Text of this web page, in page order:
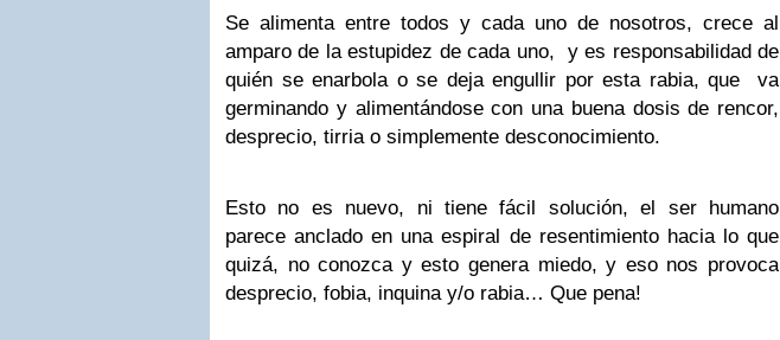
Se alimenta entre todos y cada uno de nosotros, crece al
amparo de la estupidez de cada uno, y es responsabilidad de
quién se enarbola o se deja engullir por esta rabia, que va
germinando y alimentándose con una buena dosis de rencor,
desprecio, tirria o simplemente desconocimiento.
Esto no es nuevo, ni tiene fácil solución, el ser humano
parece anclado en una espiral de resentimiento hacia lo que
quizá, no conozca y esto genera miedo, y eso nos provoca
desprecio, fobia, inquina y/o rabia… Que pena!